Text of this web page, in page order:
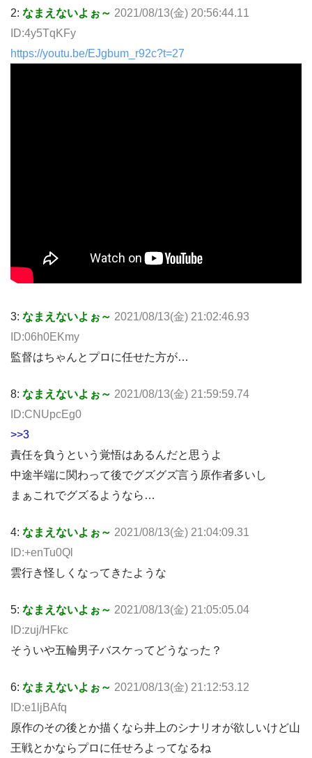
2: なまえないよぉ～ 2021/08/13(金) 20:56:44.11
ID:4y5TqKFy
https://youtu.be/EJgbum_r92c?t=27
3: なまえないよぉ～ 2021/08/13(金) 21:02:46.93
ID:06h0EKmy
監督はちゃんとプロに任せた方が…
8: なまえないよぉ～ 2021/08/13(金) 21:59:59.74
ID:CNUpcEg0
>>3
責任を負うという覚悟はあるんだと思うよ
中途半端に関わって後でグズグズ言う原作者多いし
まぁこれでグズるようなら…
4: なまえないよぉ～ 2021/08/13(金) 21:04:09.31
ID:+enTu0Ql
雲行き怪しくなってきたような
5: なまえないよぉ～ 2021/08/13(金) 21:05:05.04
ID:zuj/HFkc
そういや五輪男子バスケってどうなった？
6: なまえないよぉ～ 2021/08/13(金) 21:12:53.12
ID:e1ljBAfq
原作のその後とか描くなら井上のシナリオが欲しいけど山
王戦とかならプロに任せろよってなるね